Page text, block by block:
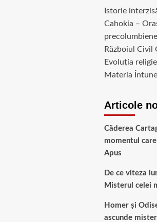
Istorie
Cahokia –
precolumbiene
Războiul Civil
Evoluția
Materia
Articole
Căderea
momentul
Apus
De ce viteza
Misterul celei
Homer și
ascunde